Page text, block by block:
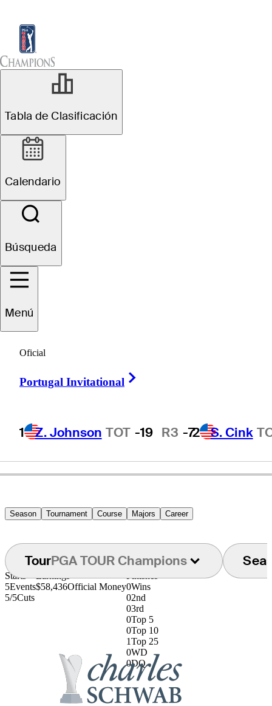
Tabla de Clasificación
Calendario
Búsqueda
Menú
Oficial
Portugal Invitational
1 Z. Johnson TOT -19 R3 -72 S. Cink
Mark
UNITED STATES
Season Tournament Course Majors Career
TourPGA TOUR Champions
Starts
5Events
5/5Cuts
Earnings
$58,436Official Money
Finishes
0Wins
02nd
03rd
0Top 5
0Top 10
1Top 25
0WD
0DQ